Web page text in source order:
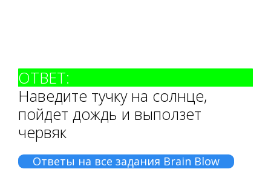
ОТВЕТ:
Наведите тучку на солнце,
пойдет дождь и выползет
червяк
Ответы на все задания Brain Blow